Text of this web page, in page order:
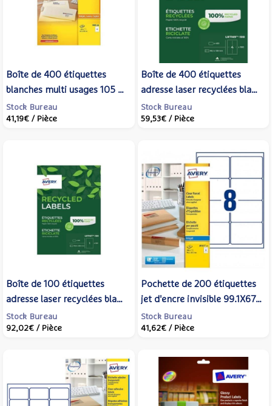
Boîte de 400 étiquettes
blanches multi usages 105 x
148 mm - AVERY
Stock Bureau
41,19€ / Pièce
Boîte de 400 étiquettes
adresse laser recyclées blanc
99,1 x 139 mm - AVERY
Stock Bureau
59,53€ / Pièce
Boîte de 100 étiquettes
adresse laser recyclées blanc
199,6 x 289,1 mm - AVERY
Stock Bureau
92,02€ / Pièce
Pochette de 200 étiquettes
jet d'encre invisible 99.1X67.7
J8565 - AVERY ZWECKFORM
Stock Bureau
41,62€ / Pièce